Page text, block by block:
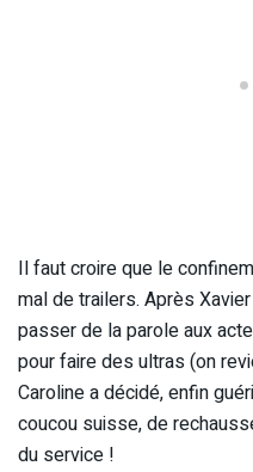
Il faut croire que le
mal de trailers. Après
passer de la parole aux
pour faire des ultras (on
Caroline a décidé, enfin
coucou suisse, de
du service !